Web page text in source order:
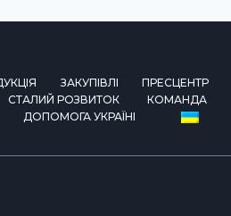
ЗАКУПІВЛІ
ПРЕСЦЕНТР
СТАЛИЙ РОЗВИТОК
КОМАНДА
ДОПОМОГА УКРАЇНІ